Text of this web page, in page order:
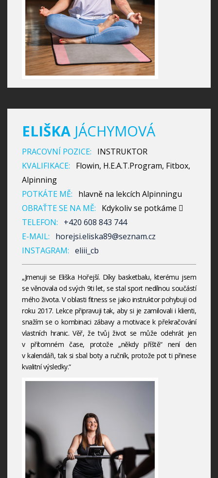
ELIŠKA JÁCHYMOVÁ
PRACOVNÍ POZICE:
INSTRUKTOR
KVALIFIKACE:
Flowin, H.E.A.T.Program, Fitbox,
Alpinning
POTKÁTE MĚ:
hlavně na lekcích Alpinningu
OBRAŤTE SE NA MĚ:
Kdykoliv se potkáme 
TELEFON:
+420 608 843 744
E-MAIL:
horejsi.eliska89@seznam.cz
INSTAGRAM: eliii_cb
„Jmenuji se Eliška Hořejší. Díky basketbalu, kterému jsem
se věnovala od svých 9ti let, se stal sport nedílnou součástí
mého života. V oblasti fitness se jako instruktor pohybuji od
roku 2017. Lekce připravuji tak, aby si je zamilovali i klienti,
snažím se o kombinaci zábavy a motivace k překračování
vlastních hranic. Věř, že tvůj život se může odehrát jen
v přítomném čase, protože „někdy příště“ není den
v kalendáři, tak si sbal boty a ručník, protože pot ti přinese
kvalitní výsledky.“